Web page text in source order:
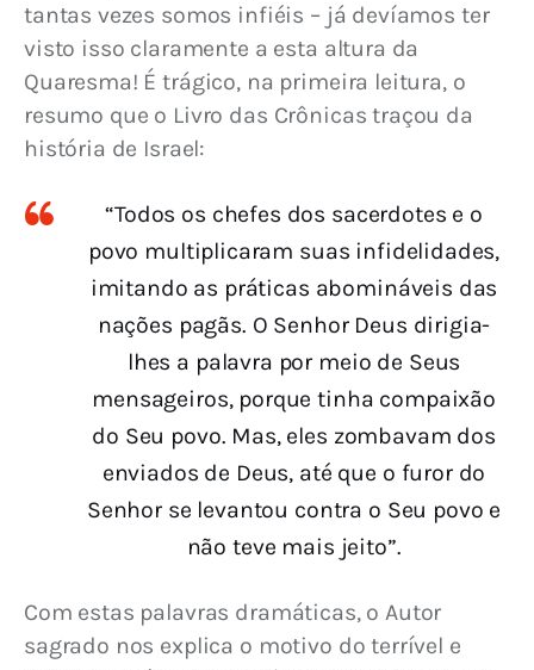
tantas vezes somos infiéis – já devíamos ter
visto isso claramente a esta altura da
Quaresma! É trágico, na primeira leitura, o
resumo que o Livro das Crônicas traçou da
história de Israel:
“Todos os chefes dos sacerdotes e o
povo multiplicaram suas infidelidades,
imitando as práticas abomináveis das
nações pagãs. O Senhor Deus dirigia-
lhes a palavra por meio de Seus
mensageiros, porque tinha compaixão
do Seu povo. Mas, eles zombavam dos
enviados de Deus, até que o furor do
Senhor se levantou contra o Seu povo e
não teve mais jeito”.
Com estas palavras dramáticas, o Autor
sagrado nos explica o motivo do terrível e